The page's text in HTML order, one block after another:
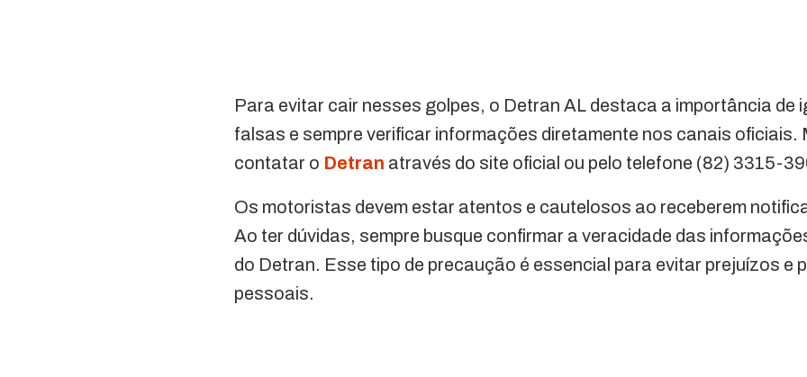
Para evitar cair nesses golpes, o Detran AL destaca a importância de
falsas e sempre verificar informações diretamente nos canais oficiais.
contatar o Detran através do site oficial ou pelo telefone (82) 3315-
Os motoristas devem estar atentos e cautelosos ao receberem
Ao ter dúvidas, sempre busque confirmar a veracidade das
do Detran. Esse tipo de precaução é essencial para evitar prejuízos e
pessoais.